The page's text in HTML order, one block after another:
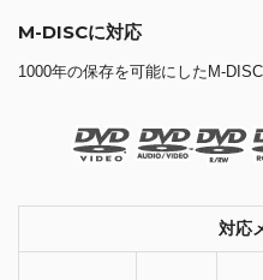
M-DISCに対応
1000年の保存を可能にしたM-
対応